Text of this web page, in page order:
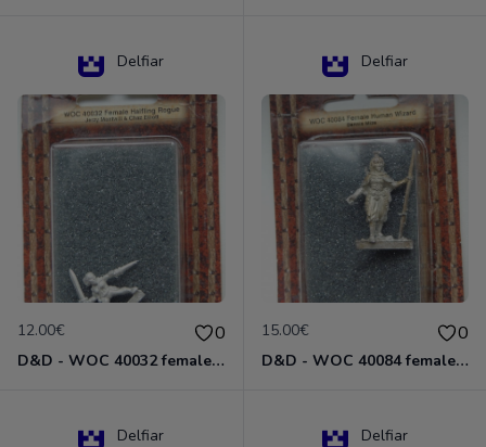
Delfiar
12.00€ 0
D&D - WOC 40032 female halfling rogue Miniature - Donjons Dragons
Delfiar
15.00€ 0
D&D - WOC 40084 female human wizard Miniature - Donjons Dragons
Delfiar Delfiar